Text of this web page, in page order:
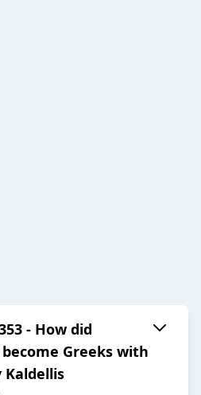
- How did
Greeks with